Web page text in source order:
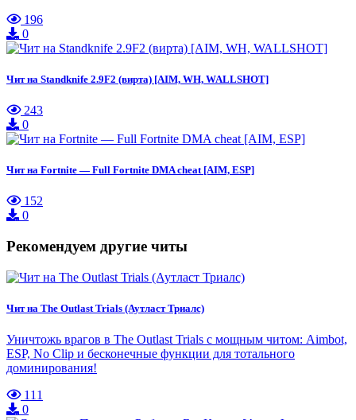
196
0
Чит на Standknife 2.9F2 (вирта) [AIM, WH, WALLSHOT]
243
0
Чит на Fortnite — Full Fortnite DMA cheat [AIM, ESP]
152
0
Рекомендуем другие читы
Чит на The Outlast Trials (Аутласт Триалс)
Уничтожь врагов в The Outlast Trials с мощным читом: Aimbot,
ESP, No Clip и бесконечные функции для тотального
доминирования!
111
0